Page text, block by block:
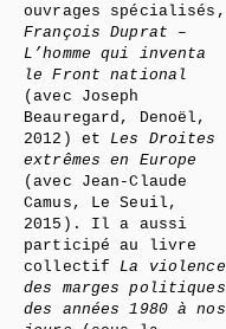
ouvrages spécialisés,
François Duprat –
L’homme qui inventa
le Front national
(avec Joseph
Beauregard, Denoël,
2012) et Les Droites
extrêmes en Europe
(avec Jean-Claude
Camus, Le Seuil,
2015). Il a aussi
participé au livre
collectif La violence
des marges politiques
des années 1980 à nos